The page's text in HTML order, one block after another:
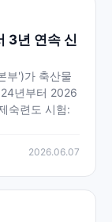
3년 연속 신
부')가 축산물
년부터 2026
숙련도 시험:
2026.06.07